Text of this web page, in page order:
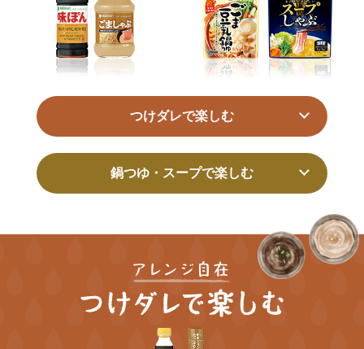
つけダレで楽しむ
鍋つゆ・スープで楽しむ